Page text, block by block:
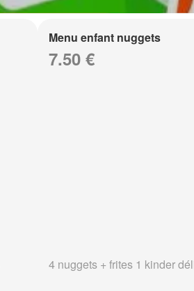
Menu enfant nuggets
7.50 €
4 nuggets + frites 1 kinder